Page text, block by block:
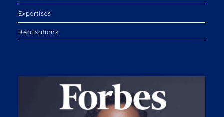
Expertises
Réalisations